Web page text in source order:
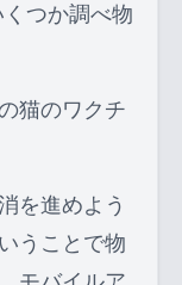
つか調べ物
猫のワクチ
を進めよう
うことで物